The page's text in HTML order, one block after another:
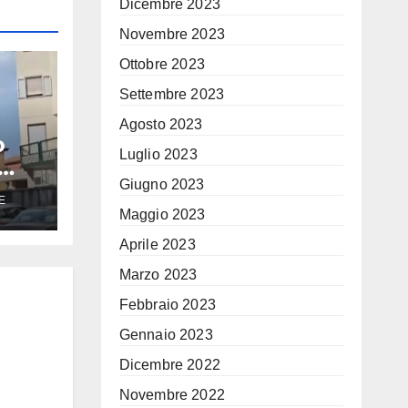
Dicembre 2023
Novembre 2023
Ottobre 2023
Settembre 2023
Agosto 2023
Luglio 2023
Giugno 2023
Maggio 2023
Aprile 2023
Marzo 2023
Febbraio 2023
Gennaio 2023
Dicembre 2022
Novembre 2022